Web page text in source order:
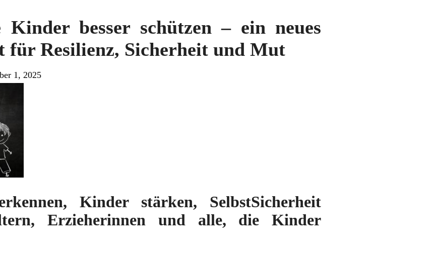
besser schützen – ein neues
für Resilienz, Sicherheit und Mut
1, 2025
Kinder stärken, SelbstSicherheit
Erzieherinnen und alle, die Kinder